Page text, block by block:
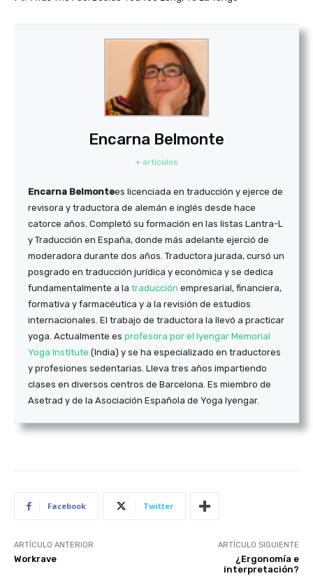
Encarna Belmonte
+ artículos
Encarna Belmontees licenciada en traducción y ejerce de
revisora y traductora de alemán e inglés desde hace
catorce años. Completó su formación en las listas Lantra-L
y Traducción en España, donde más adelante ejerció de
moderadora durante dos años. Traductora jurada, cursó un
posgrado en traducción jurídica y económica y se dedica
fundamentalmente a la traducción empresarial, financiera,
formativa y farmacéutica y a la revisión de estudios
internacionales. El trabajo de traductora la llevó a practicar
yoga. Actualmente es profesora por el Iyengar Memorial
Yoga Institute (India) y se ha especializado en traductores
y profesiones sedentarias. Lleva tres años impartiendo
clases en diversos centros de Barcelona. Es miembro de
Asetrad y de la Asociación Española de Yoga Iyengar.
Facebook Twitter
ARTÍCULO ANTERIOR
Workrave
ARTÍCULO SIGUIENTE
¿Ergonomía e
interpretación?